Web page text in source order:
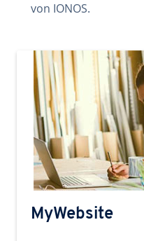
von IONOS.
MyWebsite